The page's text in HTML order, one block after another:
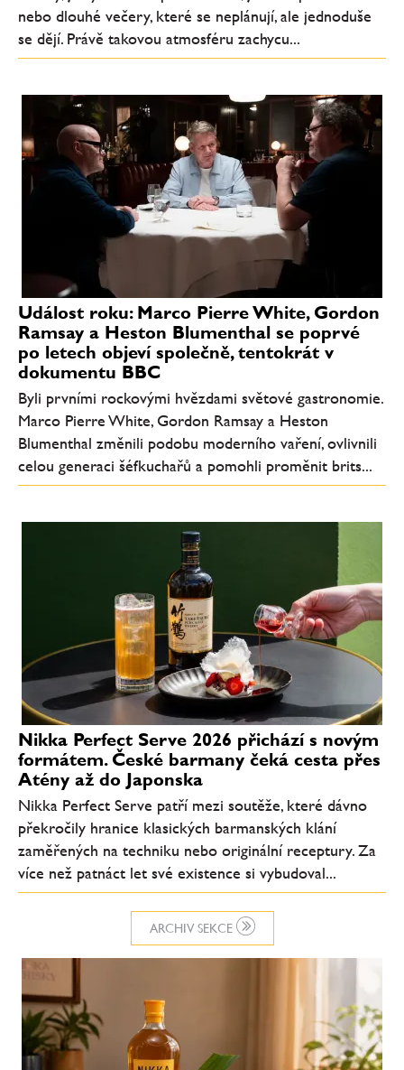
ARCHIV SEKCE
nebo dlouhé večery, které se neplánují, ale jednoduše
se dějí. Právě takovou atmosféru zachycu...
Událost roku: Marco Pierre White, Gordon
Ramsay a Heston Blumenthal se poprvé
po letech objeví společně, tentokrát v
dokumentu BBC
Byli prvními rockovými hvězdami světové gastronomie.
Marco Pierre White, Gordon Ramsay a Heston
Blumenthal změnili podobu moderního vaření, ovlivnili
celou generaci šéfkuchařů a pomohli proměnit brits...
Nikka Perfect Serve 2026 přichází s novým
formátem. České barmany čeká cesta přes
Atény až do Japonska
Nikka Perfect Serve patří mezi soutěže, které dávno
překročily hranice klasických barmanských klání
zaměřených na techniku nebo originální receptury. Za
více než patnáct let své existence si vybudoval...